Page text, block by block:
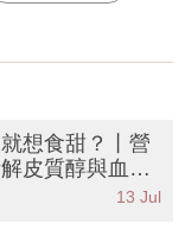
想食甜？丨營
皮質醇與血糖
8款穩定血糖食
13 Jul